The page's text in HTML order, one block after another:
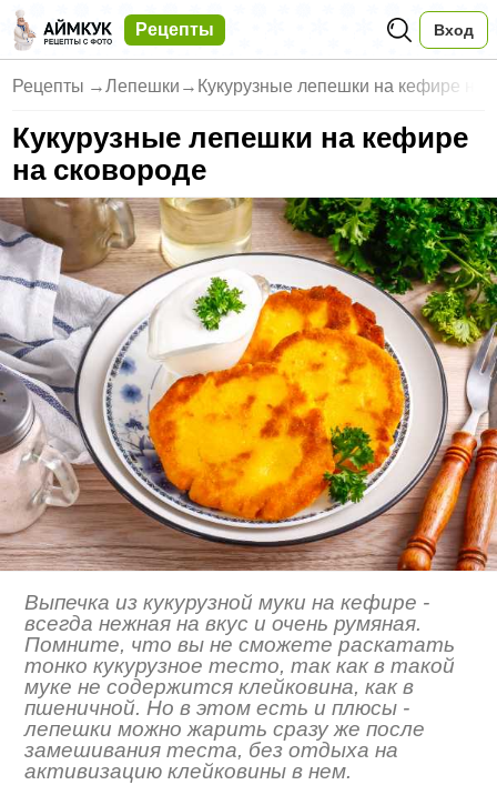
Рецепты Вход
Рецепты →Лепешки → Кукурузные лепешки на кефире н
Кукурузные лепешки на кефире
на сковороде
Выпечка из кукурузной муки на кефире -
всегда нежная на вкус и очень румяная.
Помните, что вы не сможете раскатать
тонко кукурузное тесто, так как в такой
муке не содержится клейковина, как в
пшеничной. Но в этом есть и плюсы -
лепешки можно жарить сразу же после
замешивания теста, без отдыха на
активизацию клейковины в нем.